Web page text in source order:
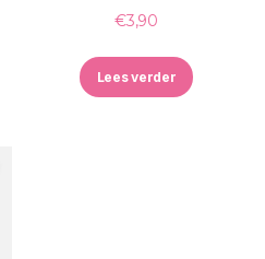
€3,90
Lees verder